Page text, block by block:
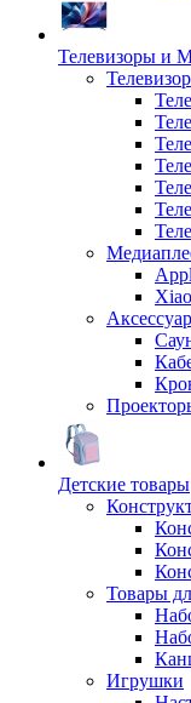
Телевизоры и
Детские товары
Товары
Игрушки